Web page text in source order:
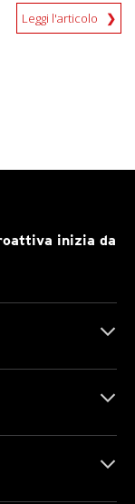
Leggi l'articolo
inizia da